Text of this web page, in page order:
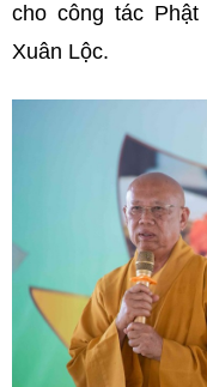
cho công tác
Xuân Lộc.